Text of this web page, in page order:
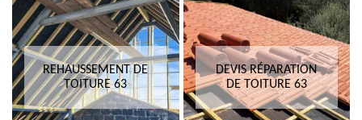
REHAUSSEMENT DE
TOITURE 63
DEVIS RÉPARATION
DE TOITURE 63